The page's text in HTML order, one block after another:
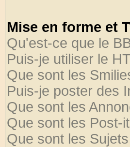
Mise en forme et
Qu'est-ce que le
Puis-je utiliser le
Que sont les
Puis-je poster des
Que sont les
Que sont les Post-
Que sont les